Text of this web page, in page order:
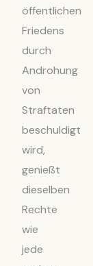
öffentlichen
Friedens
durch
Androhung
von
Straftaten
beschuldigt
wird,
genießt
dieselben
Rechte
wie
jede